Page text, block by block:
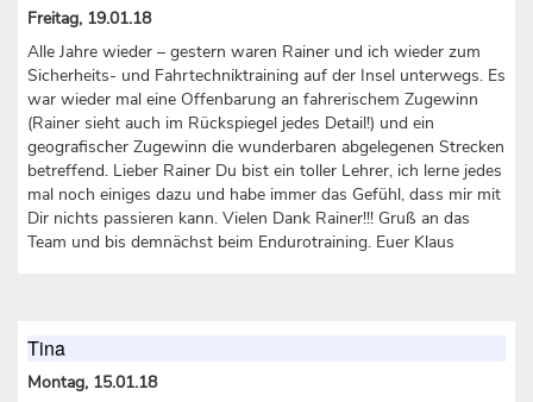
Freitag, 19.01.18
Alle Jahre wieder – gestern waren Rainer und ich wieder zum
Sicherheits- und Fahrtechniktraining auf der Insel unterwegs. Es
war wieder mal eine Offenbarung an fahrerischem Zugewinn
(Rainer sieht auch im Rückspiegel jedes Detail!) und ein
geografischer Zugewinn die wunderbaren abgelegenen Strecken
betreffend. Lieber Rainer Du bist ein toller Lehrer, ich lerne jedes
mal noch einiges dazu und habe immer das Gefühl, dass mir mit
Dir nichts passieren kann. Vielen Dank Rainer!!! Gruß an das
Team und bis demnächst beim Endurotraining. Euer Klaus
Tina
Montag, 15.01.18